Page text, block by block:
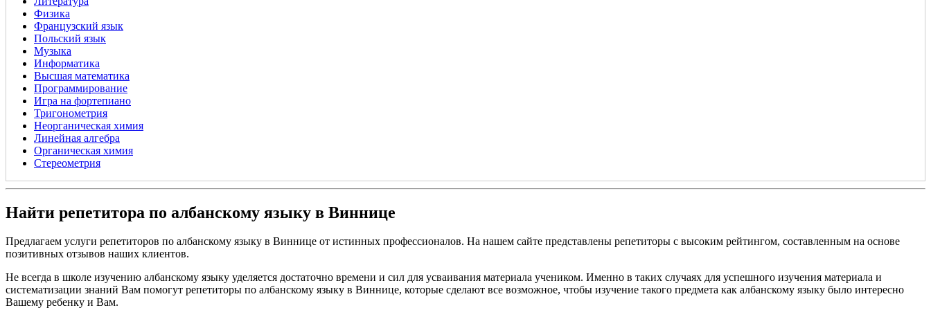
Физика
Французский язык
Польский язык
Музыка
Информатика
Высшая математика
Программирование
Игра на фортепиано
Тригонометрия
Неорганическая химия
Линейная алгебра
Органическая химия
Стереометрия
Найти репетитора по албанскому языку в Виннице
Предлагаем услуги репетиторов по албанскому языку в Виннице от истинных профессионалов. На нашем сайте представлены репетиторы с высоким рейтингом, составленным на основе
позитивных отзывов наших клиентов.
Не всегда в школе изучению албанскому языку уделяется достаточно времени и сил для усваивания материала учеником. Именно в таких случаях для успешного изучения материала и
систематизации знаний Вам помогут репетиторы по албанскому языку в Виннице, которые сделают все возможное, чтобы изучение такого предмета как албанскому языку было интересно
Вашему ребенку и Вам.